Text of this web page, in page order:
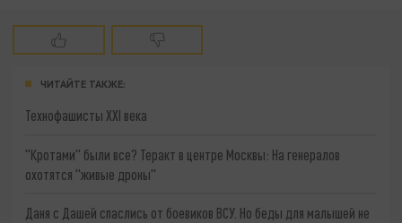
ЧИТАЙТЕ ТАКЖЕ:
Технофашисты XXI века
"Кротами" были все? Теракт в центре Москвы: На генералов
охотятся "живые дроны"
Даня с Дашей спаслись от боевиков ВСУ. Но беды для малышей не